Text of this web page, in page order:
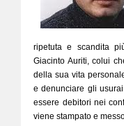
ripetuta e scandita
Giacinto Auriti, colui
della sua vita
e denunciare gli
essere debitori nei
viene stampato e